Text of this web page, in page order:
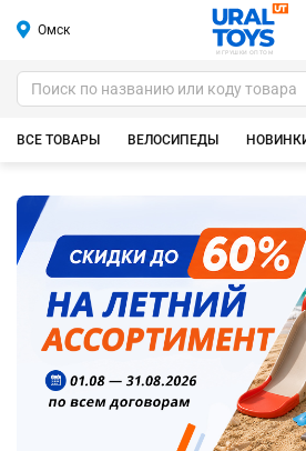
Омск
ИГРУШКИ ОПТОМ
ВСЕ ТОВАРЫ ВЕЛОСИПЕДЫ